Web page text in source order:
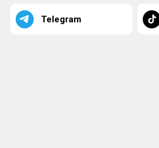
Telegram